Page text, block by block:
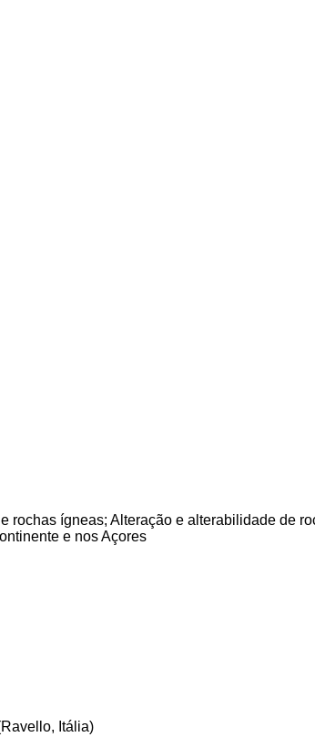
ígneas; Alteração e alterabilidade de
e nos Açores
Itália)